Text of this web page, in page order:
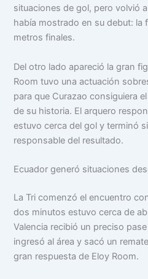
situaciones de gol, pero volvió
había mostrado en su debut: la
metros finales.
Del otro lado apareció la gran
Room tuvo una actuación
para que Curazao consiguiera
de su historia. El arquero
estuvo cerca del gol y terminó
responsable del resultado.
Ecuador generó situaciones
La Tri comenzó el encuentro
dos minutos estuvo cerca de
Valencia recibió un preciso
ingresó al área y sacó un
gran respuesta de Eloy Room.